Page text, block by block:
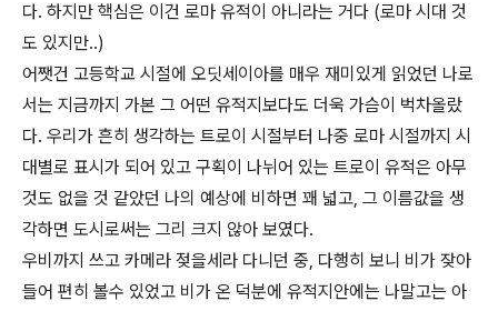
다. 하지만 핵심은 이건 로마 유적이 아니라는 거다 (로마 시대 것
도 있지만..)
어쨋건 고등학교 시절에 오딧세이아를 매우 재미있게 읽었던 나로
서는 지금까지 가본 그 어떤 유적지보다도 더욱 가슴이 벅차올랐
다. 우리가 흔히 생각하는 트로이 시절부터 나중 로마 시절까지 시
대별로 표시가 되어 있고 구획이 나뉘어 있는 트로이 유적은 아무
것도 없을 것 같았던 나의 예상에 비하면 꽤 넓고, 그 이름값을 생
각하면 도시로써는 그리 크지 않아 보였다.
우비까지 쓰고 카메라 젖을세라 다니던 중, 다행히 보니 비가 잦아
들어 편히 볼수 있었고 비가 온 덕분에 유적지안에는 나말고는 아